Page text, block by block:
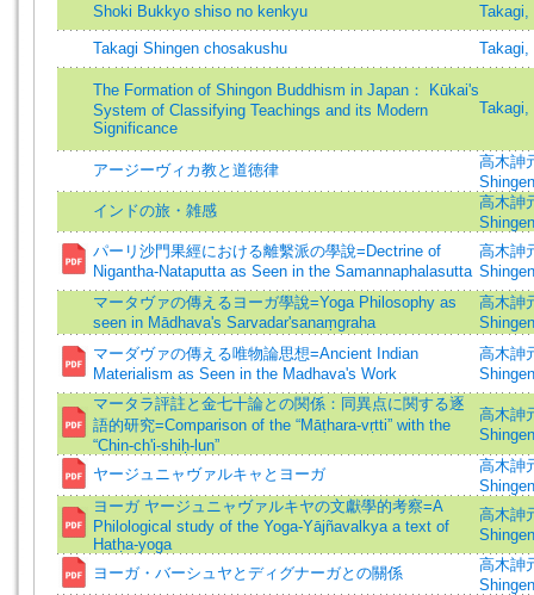
Shoki Bukkyo shiso no kenkyu
Takagi,
Takagi Shingen chosakushu Takagi,
The Formation of Shingon Buddhism in Japan： Kūkai's
System of Classifying Teachings and its Modern
Significance
Takagi,
アージーヴィカ教と道徳律
高木訷
Shingen
インドの旅・雑感
高木訷
パーリ沙門果經における離繫派の學說=Dectrine of
Nigantha-Nataputta as Seen in the Samannaphalasutta
高木訷
マータヴァの傳えるヨーガ學說=Yoga Philosophy as
seen in Mādhava's Sarvadar'sanaṃgraha
高木訷
マーダヴァの傳える唯物論思想=Ancient Indian
Materialism as Seen in the Madhava's Work
高木訷
マータラ評註と金七十論との関係：同異点に関する逐
語的研究=Comparison of the “Māṭhara-vṛtti” with the
“Chin-ch'i-shiḥ-lun”
高木訷
ヤージュニャヴァルキャとヨーガ
高木訷
ヨーガ ヤージュニャヴァルキヤの文獻學的考察=A
Philological study of the Yoga-Yājñavalkya a text of
Hatḥa-yoga
高木訷
ヨーガ・バーシュヤとディグナーガとの關係
高木訷